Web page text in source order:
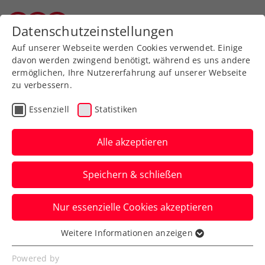
Zurück zur Newsübersicht
Turniere
ATP Sofia: Viertelfinale –
Ofner dreht Match und
hält Österreichs Fahne
hoch
Jurij Rodionov scheidet in der
bulgarischen Hauptstadt hingegen im
Achtelfinale knapp aus.
Datenschutzeinstellungen
Auf unserer Webseite werden Cookies verwendet. Einige
davon werden zwingend benötigt, während es uns andere
ermöglichen, Ihre Nutzererfahrung auf unserer Webseite
zu verbessern.
Essenziell Statistiken
Alle akzeptieren
Speichern & schließen
Nur essenzielle Cookies akzeptieren
Essenziell
Essenzielle Cookies werden für grundlegende
Weitere Informationen anzeigen
Powered by